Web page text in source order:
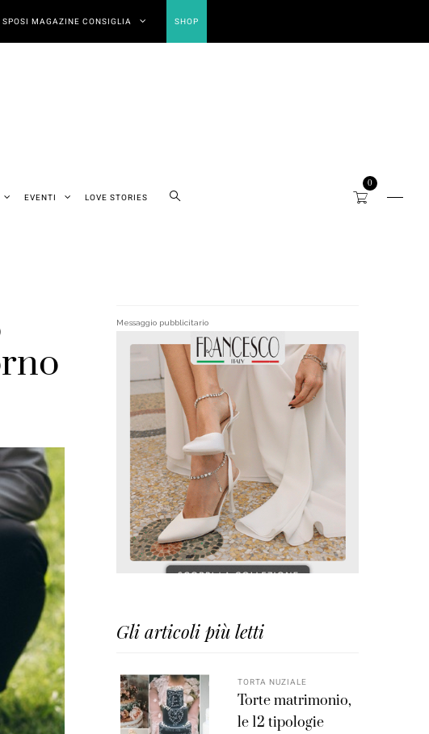
SPOSI MAGAZINE CONSIGLIA SHOP
EVENTI LOVE STORIES
0
Messaggio pubblicitario
Gli articoli più letti
TORTA NUZIALE
Torte matrimonio,
le 12 tipologie